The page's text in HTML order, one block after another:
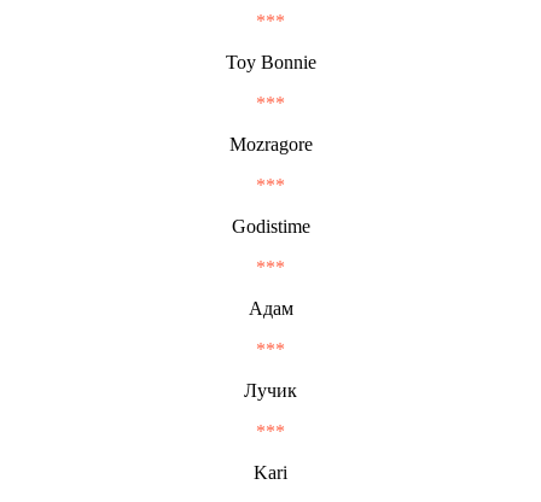
***
Toy Bonnie
***
Mozragore
***
Godistime
***
Адам
***
Лучик
***
Kari